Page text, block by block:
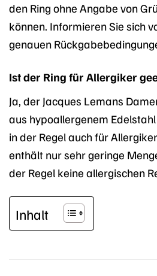
den Ring ohne Angabe von
können. Informieren Sie sich
genauen
Ist der Ring für Allergiker
Ja, der Jacques Lemans
aus hypoallergenem
in der Regel auch für
enthält nur sehr geringe
der Regel keine allergischen
Inhalt